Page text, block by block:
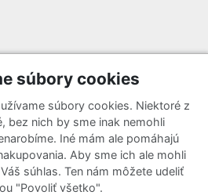
newslettera a nenechajte si
súbory cookies
súbory cookies. Niektoré z
bez nich by sme inak nemohli
Iné mám ale pomáhajú
Aby sme ich ale mohli
súhlas. Ten nám môžete udeliť
"Povoliť všetko".